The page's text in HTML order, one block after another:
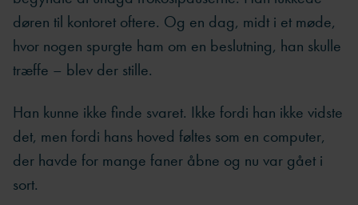
døren til kontoret oftere. Og en dag, midt i et møde,
hvor nogen spurgte ham om en beslutning, han skulle
træffe – blev der stille.
Han kunne ikke finde svaret. Ikke fordi han ikke vidste
det, men fordi hans hoved føltes som en computer,
der havde for mange faner åbne og nu var gået i
sort.